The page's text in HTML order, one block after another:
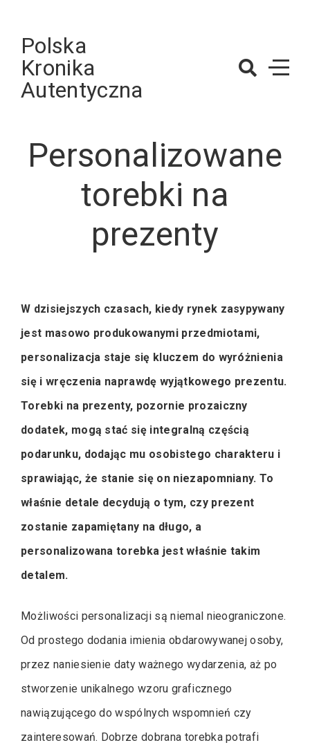
contentPolska
Kronika
Autentyczna
Personalizowane
torebki na
prezenty
W dzisiejszych czasach, kiedy rynek zasypywany
jest masowo produkowanymi przedmiotami,
personalizacja staje się kluczem do wyróżnienia
się i wręczenia naprawdę wyjątkowego prezentu.
Torebki na prezenty, pozornie prozaiczny
dodatek, mogą stać się integralną częścią
podarunku, dodając mu osobistego charakteru i
sprawiając, że stanie się on niezapomniany. To
właśnie detale decydują o tym, czy prezent
zostanie zapamiętany na długo, a
personalizowana torebka jest właśnie takim
detalem.
Możliwości personalizacji są niemal nieograniczone.
Od prostego dodania imienia obdarowywanej osoby,
przez naniesienie daty ważnego wydarzenia, aż po
stworzenie unikalnego wzoru graficznego
nawiązującego do wspólnych wspomnień czy
zainteresowań. Dobrze dobrana torebka potrafi